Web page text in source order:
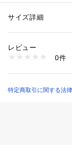
ーリー糸で刺繍す
な様子を表現して
であしらい、フリ
で、レトロなクラ
カップがついたタ
けずにこれ1枚で
性別：レディース
素材：ナイロン・ポ
商品番号：
N05-34591 （ショッ
サイズ詳細
レビュー
0件
特定商取引に関する法